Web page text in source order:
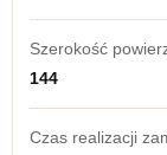
Szerokość
144
Czas realizacji